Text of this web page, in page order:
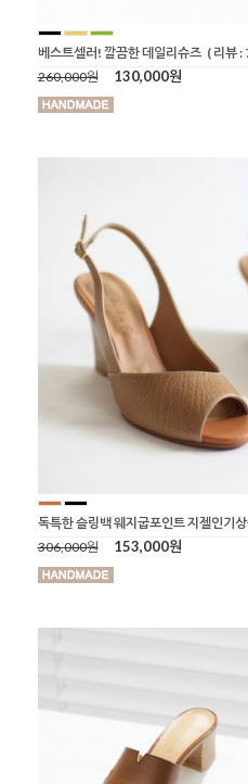
베스트셀러! 깔끔한 데일리슈즈 ( 리뷰 :
260,000원
130,000원
독특한 슬링백 웨지굽포인트 지젤인기
306,000원
153,000원